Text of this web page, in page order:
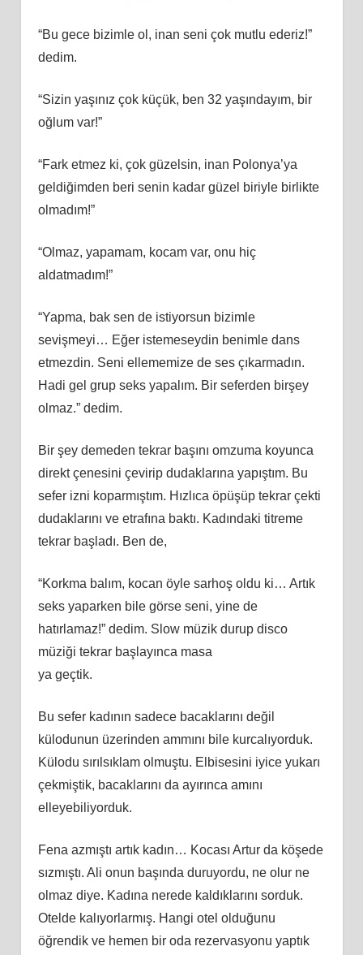
“Bu gece bizimle ol, inan seni çok mutlu ederiz!”
dedim.
“Sizin yaşınız çok küçük, ben 32 yaşındayım, bir
oğlum var!”
“Fark etmez ki, çok güzelsin, inan Polonya’ya
geldiğimden beri senin kadar güzel biriyle birlikte
olmadım!”
“Olmaz, yapamam, kocam var, onu hiç
aldatmadım!”
“Yapma, bak sen de istiyorsun bizimle
sevişmeyi… Eğer istemeseydin benimle dans
etmezdin. Seni ellememize de ses çıkarmadın.
Hadi gel grup seks yapalım. Bir seferden birşey
olmaz.” dedim.
Bir şey demeden tekrar başını omzuma koyunca
direkt çenesini çevirip dudaklarına yapıştım. Bu
sefer izni koparmıştım. Hızlıca öpüşüp tekrar çekti
dudaklarını ve etrafına baktı. Kadındaki titreme
tekrar başladı. Ben de,
“Korkma balım, kocan öyle sarhoş oldu ki… Artık
seks yaparken bile görse seni, yine de
hatırlamaz!” dedim. Slow müzik durup disco
müziği tekrar başlayınca masa
ya geçtik.
Bu sefer kadının sadece bacaklarını değil
külodunun üzerinden ammını bile kurcalıyorduk.
Külodu sırılsıklam olmuştu. Elbisesini iyice yukarı
çekmiştik, bacaklarını da ayırınca amını
elleyebiliyorduk.
Fena azmıştı artık kadın… Kocası Artur da köşede
sızmıştı. Ali onun başında duruyordu, ne olur ne
olmaz diye. Kadına nerede kaldıklarını sorduk.
Otelde kalıyorlarmış. Hangi otel olduğunu
öğrendik ve hemen bir oda rezervasyonu yaptık